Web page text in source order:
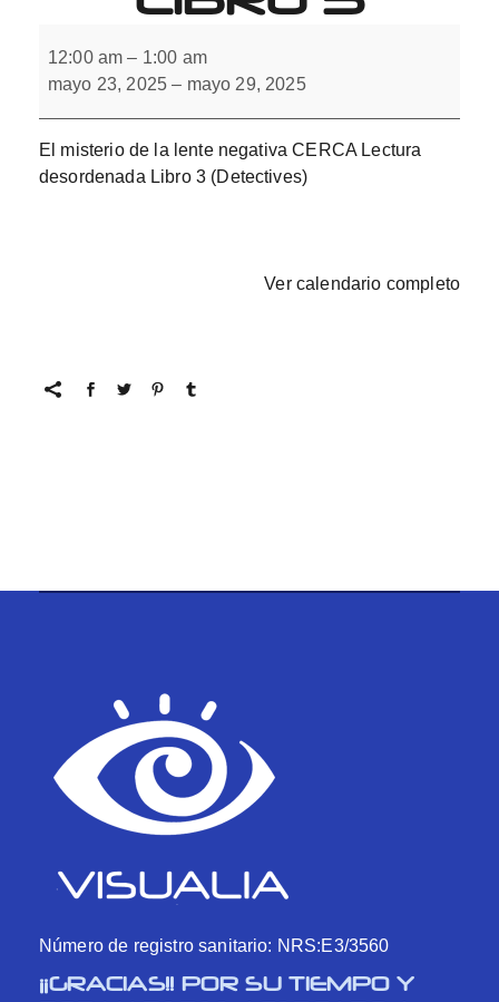
desordenada
con
L(-)
3
12:00 am – 1:00 am
mayo 23, 2025 – mayo 29, 2025
El misterio de la lente negativa CERCA Lectura
desordenada Libro 3 (Detectives)
Ver calendario completo
Número de registro sanitario: NRS:E3/3560
¡¡GRACIAS!! POR SU TIEMPO Y